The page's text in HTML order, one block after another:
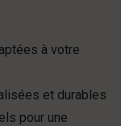
à votre
et durables
pour une